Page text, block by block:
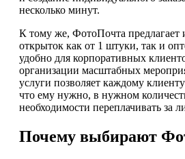
несколько минут.
К тому же, ФотоПочта предлагает
открыток как от 1 штуки, так и
удобно для корпоративных
организации масштабных
услуги позволяет каждому
что ему нужно, в нужном
необходимости переплачивать за
Почему выбирают